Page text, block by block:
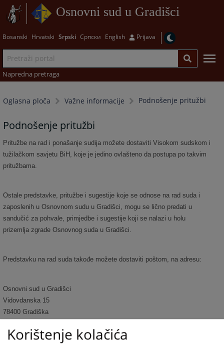
Osnovni sud u Gradišci
Bosanski Hrvatski Srpski Српски English Prijava
Napredna pretraga
Oglasna ploča Važne informacije Podnošenje pritužbi
Podnošenje pritužbi
Pritužbe na rad i ponašanje sudija možete dostaviti Visokom sudskom i
tužilačkom savjetu BiH, koje je jedino ovlašteno da postupa po takvim
pritužbama.
Ostale predstavke, pritužbe i sugestije koje se odnose na rad suda i
zaposlenih u Osnovnom sudu u Gradišci, mogu se lično predati u
sandučić za pohvale, primjedbe i sugestije koji se nalazi u holu
prizemlja zgrade Osnovnog suda u Gradišci.
Predstavku na rad suda takođe možete dostaviti poštom, na adresu:
Osnovni sud u Gradišci
Vidovdanska 15
78400 Gradiška
Bosna i Hercegovina
Korištenje kolačića